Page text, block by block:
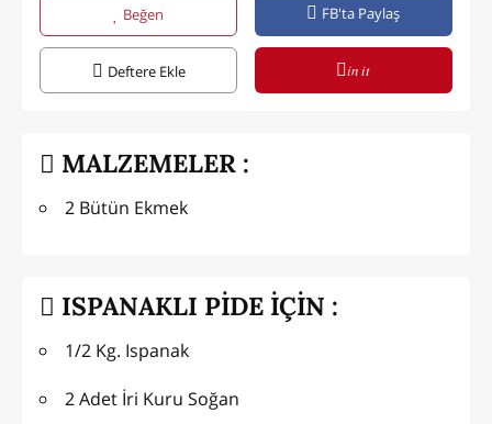
Beğen FB'ta Paylaş
Deftere Ekle in it
MALZEMELER :
2 Bütün Ekmek
ISPANAKLI PİDE İÇİN :
1/2 Kg. Ispanak
2 Adet İri Kuru Soğan